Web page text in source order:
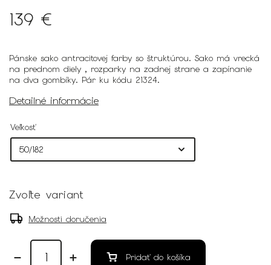
139 €
Pánske sako antracitovej farby so štruktúrou. Sako má vrecká
na prednom diely , rozparky na zadnej strane a zapínanie
na dva gombíky. Pár ku kódu 21324.
Detailné informácie
Veľkosť
Zvoľte variant
Možnosti doručenia
Pridať do košíka